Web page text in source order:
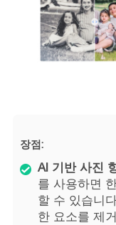
장점:
AI 기반 사진
를 사용하면
할 수 있습니
한 요소를 제